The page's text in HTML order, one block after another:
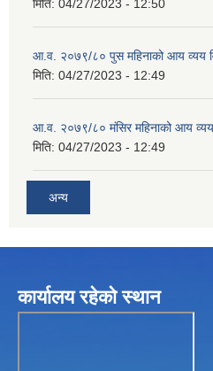
मिति: 04/27/2023 - 12:50
आ.व. २०७९/८० पुस महिनाको आय व्यय
मिति: 04/27/2023 - 12:49
आ.व. २०७९/८० मंसिर महिनाको आय
मिति: 04/27/2023 - 12:49
अन्य
कार्यालय रहेकाे स्थान